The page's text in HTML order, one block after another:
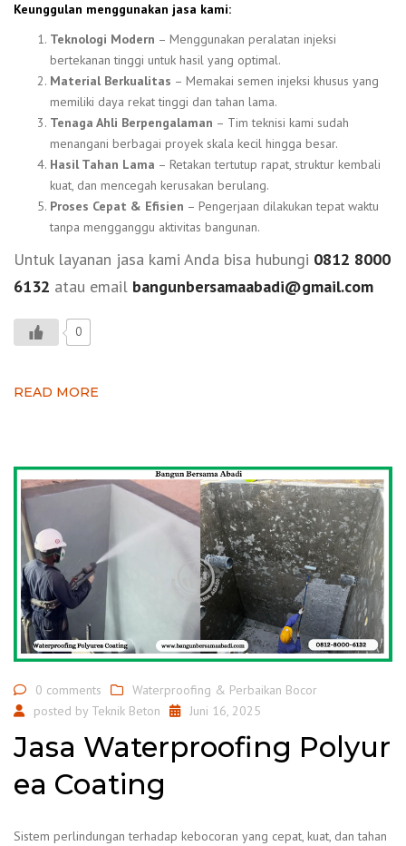
Keunggulan menggunakan jasa kami:
Teknologi Modern – Menggunakan peralatan injeksi
bertekanan tinggi untuk hasil yang optimal.
Material Berkualitas – Memakai semen injeksi khusus yang
memiliki daya rekat tinggi dan tahan lama.
Tenaga Ahli Berpengalaman – Tim teknisi kami sudah
menangani berbagai proyek skala kecil hingga besar.
Hasil Tahan Lama – Retakan tertutup rapat, struktur kembali
kuat, dan mencegah kerusakan berulang.
Proses Cepat & Efisien – Pengerjaan dilakukan tepat waktu
tanpa mengganggu aktivitas bangunan.
Untuk layanan jasa kami Anda bisa hubungi 0812 8000
6132 atau email bangunbersamaabadi@gmail.com
0
READ MORE
0 comments
Waterproofing & Perbaikan Bocor
posted by Teknik Beton Juni 16, 2025
Jasa Waterproofing Polyur
ea Coating
Sistem perlindungan terhadap kebocoran yang cepat, kuat, dan tahan